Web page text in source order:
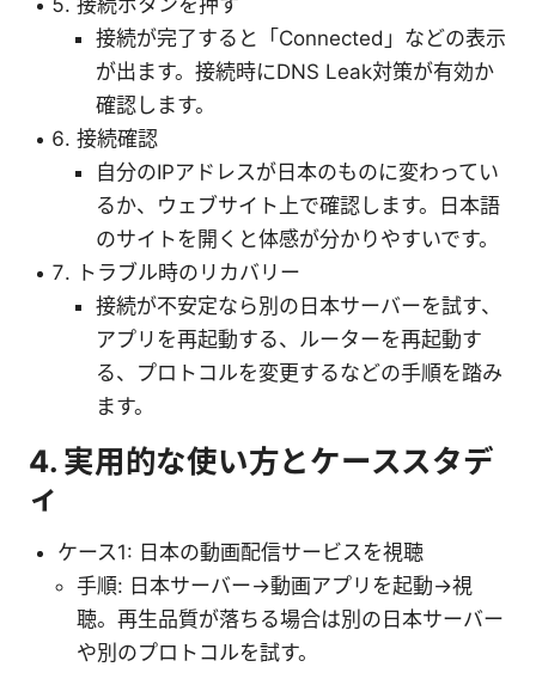
接続ボタンを押す
接続が完了すると「Connected」などの表示
が出ます。接続時にDNS Leak対策が有効か
確認します。
接続確認
自分のIPアドレスが日本のものに変わってい
るか、ウェブサイト上で確認します。日本語
のサイトを開くと体感が分かりやすいです。
トラブル時のリカバリー
接続が不安定なら別の日本サーバーを試す、
アプリを再起動する、ルーターを再起動す
る、プロトコルを変更するなどの手順を踏み
ます。
4. 実用的な使い方とケーススタデ
ィ
ケース1: 日本の動画配信サービスを視聴
手順: 日本サーバー→動画アプリを起動→視
聴。再生品質が落ちる場合は別の日本サーバー
や別のプロトコルを試す。